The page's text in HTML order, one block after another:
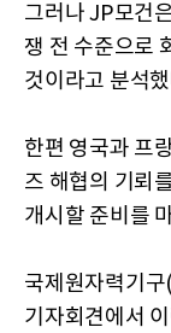
그러나 JP모건
쟁 전 수준으로
것이라고 분석
한편 영국과 프
즈 해협의 기뢰
개시할 준비를
국제원자력기
기자회견에서